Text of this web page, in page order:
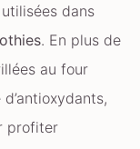
dans
. En plus de
au four
profiter